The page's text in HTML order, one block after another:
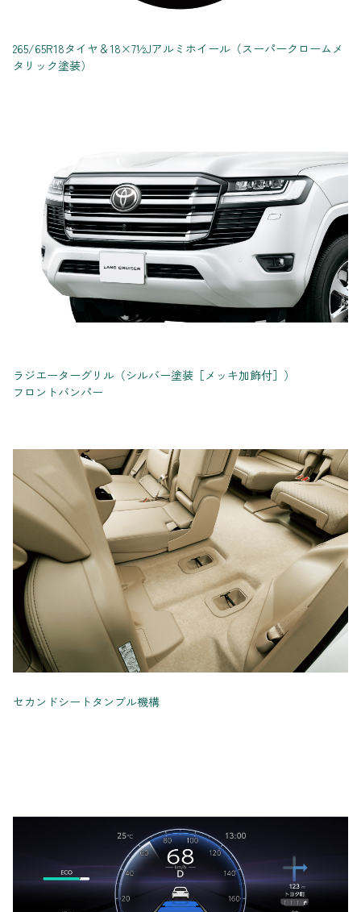
265/65R18タイヤ＆18×7½Jアルミホイール（スーパークロームメ
タリック塗装）
ラジエーターグリル（シルバー塗装［メッキ加飾付］）
フロントバンパー
セカンドシートタンブル機構